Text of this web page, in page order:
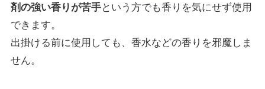
剤の強い香りが苦手という方でも香りを気にせず使用
できます。
出掛ける前に使用しても、香水などの香りを邪魔しま
せん。